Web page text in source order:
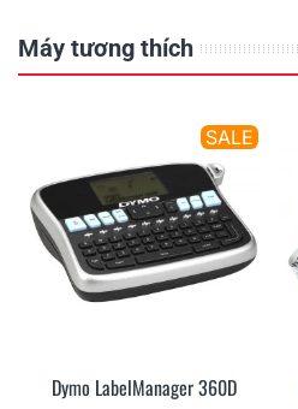
Máy tương thích
SALE
Dymo LabelManager 360D